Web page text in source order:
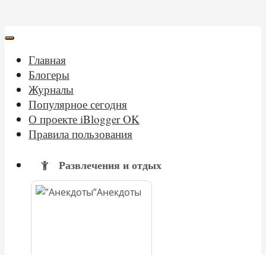
Главная
Блогеры
Журналы
Популярное сегодня
О проекте iBlogger OK
Правила пользования
Развлечения и отдых
Анекдоты